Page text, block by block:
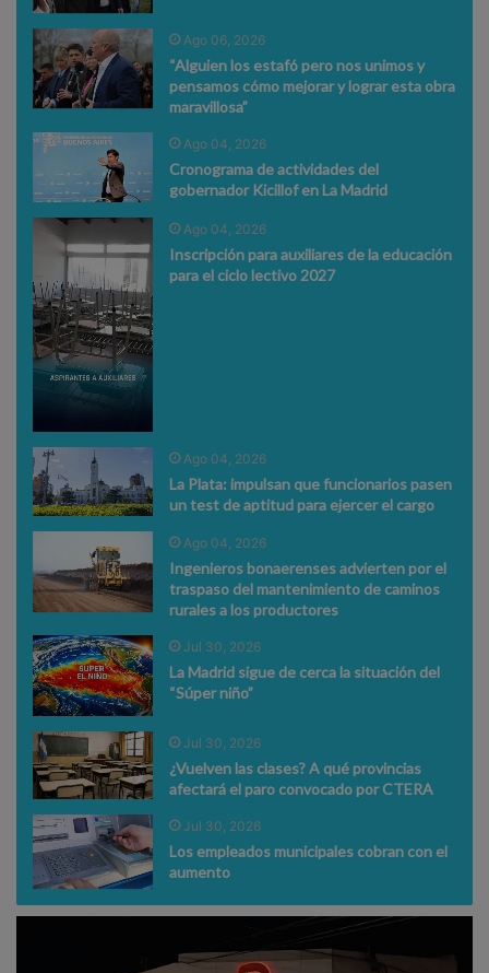
Ago 06, 2026
“Alguien los estafó pero nos unimos y
pensamos cómo mejorar y lograr esta obra
maravillosa”
Ago 04, 2026
Cronograma de actividades del
gobernador Kicillof en La Madrid
Ago 04, 2026
Inscripción para auxiliares de la educación
para el ciclo lectivo 2027
Ago 04, 2026
La Plata: impulsan que funcionarios pasen
un test de aptitud para ejercer el cargo
Ago 04, 2026
Ingenieros bonaerenses advierten por el
traspaso del mantenimiento de caminos
rurales a los productores
Jul 30, 2026
La Madrid sigue de cerca la situación del
“Súper niño”
Jul 30, 2026
¿Vuelven las clases? A qué provincias
afectará el paro convocado por CTERA
Jul 30, 2026
Los empleados municipales cobran con el
aumento